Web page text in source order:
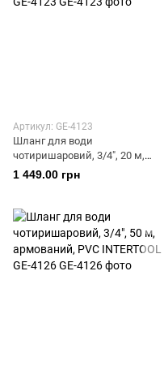
Артикул: GE-4123
Шланг для води
чотиришаровий, 3/4", 20 м,
армований, PVC INTERTOOL
1 449.00 грн